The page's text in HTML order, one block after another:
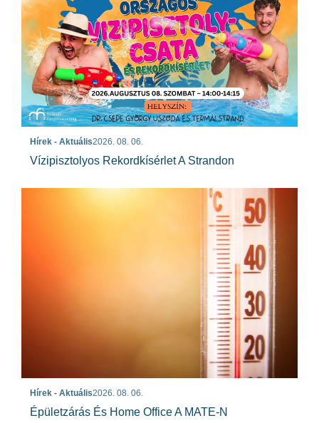
Hírek - Aktuális2026. 08. 06.
Vízipisztolyos Rekordkísérlet A Strandon
Hírek - Aktuális2026. 08. 06.
Épületzárás És Home Office A MATE-N